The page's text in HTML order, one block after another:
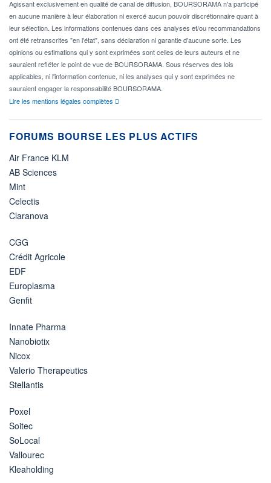
Agissant exclusivement en qualité de canal de diffusion, BOURSORAMA n'a participé
en aucune manière à leur élaboration ni exercé aucun pouvoir discrétionnaire quant à
leur sélection. Les informations contenues dans ces analyses et/ou recommandations
ont été retranscrites "en l'état", sans déclaration ni garantie d'aucune sorte. Les
opinions ou estimations qui y sont exprimées sont celles de leurs auteurs et ne
sauraient refléter le point de vue de BOURSORAMA. Sous réserves des lois
applicables, ni l'information contenue, ni les analyses qui y sont exprimées ne
sauraient engager la responsabilité BOURSORAMA.
Lire les mentions légales complètes
FORUMS BOURSE LES PLUS ACTIFS
Air France KLM
AB Sciences
Mint
Celectis
Claranova
CGG
Crédit Agricole
EDF
Europlasma
Genfit
Innate Pharma
Nanobiotix
Nicox
Valerio Therapeutics
Stellantis
Poxel
Soitec
SoLocal
Vallourec
Kleaholding